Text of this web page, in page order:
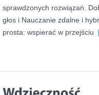
sprawdzonych rozwiązań.
głos i Nauczanie zdalne i
prosta: wspierać w przejściu